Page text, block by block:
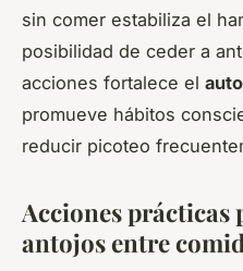
sin comer estabiliza el
posibilidad de ceder a
acciones fortalece el
promueve hábitos
reducir picoteo
Acciones prácticas
antojos entre